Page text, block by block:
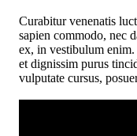
Curabitur venenatis
sapien commodo, nec
ex, in vestibulum
et dignissim purus
vulputate cursus,